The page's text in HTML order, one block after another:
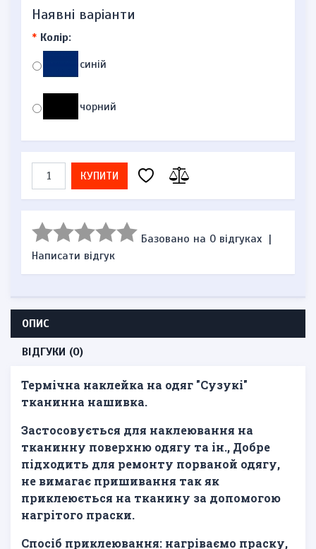
Наявні варіанти
* Колір:
синій
чорний
КУПИТИ
Базовано на 0 відгуках |
Написати відгук
ОПИС
ВІДГУКИ (0)
Термічна наклейка на одяг "Сузукі"
тканинна нашивка.
Застосовується для наклеювання на
тканинну поверхню одягу та ін., Добре
підходить для ремонту порваной одягу,
не вимагає пришивання так як
приклеюється на тканину за допомогою
нагрітого праски.
Спосіб приклеювання: нагріваємо праску,